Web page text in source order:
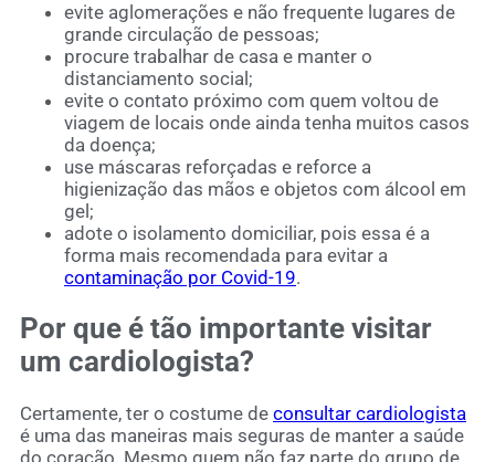
evite aglomerações e não frequente lugares de
grande circulação de pessoas;
procure trabalhar de casa e manter o
distanciamento social;
evite o contato próximo com quem voltou de
viagem de locais onde ainda tenha muitos casos
da doença;
use máscaras reforçadas e reforce a
higienização das mãos e objetos com álcool em
gel;
adote o isolamento domiciliar, pois essa é a
forma mais recomendada para evitar a
contaminação por Covid-19.
Por que é tão importante visitar
um cardiologista?
Certamente, ter o costume de consultar cardiologista
é uma das maneiras mais seguras de manter a saúde
do coração. Mesmo quem não faz parte do grupo de